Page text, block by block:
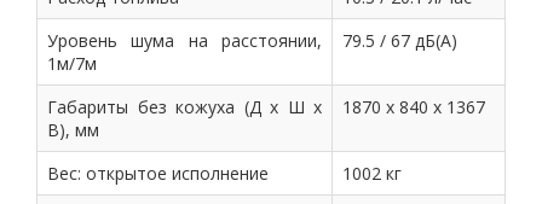
Уровень шума на расстоянии,
1м/7м
79.5 / 67 дБ(А)
Габариты без кожуха (Д х Ш х
В), мм
1870 х 840 х 1367
Вес: открытое исполнение
1002 кг